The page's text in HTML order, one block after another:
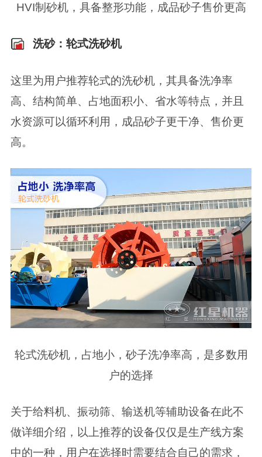
HVI制砂机，具备整形功能，成品砂子售价更高
洗砂：轮式洗砂机
这里为用户推荐轮式的洗砂机，其具备洗净率
高、结构简单、占地面积小、省水等特点，并且
水资源可以循环利用，成品砂子更干净、售价更
高。
轮式洗砂机，占地小，砂子洗净率高，是多数用
户的选择
关于给料机、振动筛、输送机等辅助设备在此不
做详细介绍，以上推荐的设备仅仅是生产线方案
中的一种，用户在选择时需要结合自己的需求，